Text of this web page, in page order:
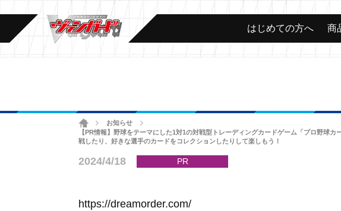
はじめての方へ 商
ホームお知らせ
【PR情報】野球をテーマにした1対1の対戦型トレーディングカードゲーム「プロ野球
戦したり、好きな選手のカードをコレクションしたりして楽しもう！
2024/4/18 PR
https://dreamorder.com/